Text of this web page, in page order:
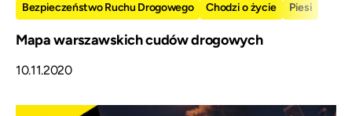
Bezpieczeństwo Ruchu Drogowego Chodzi o życie Piesi
Mapa warszawskich cudów drogowych
10.11.2020